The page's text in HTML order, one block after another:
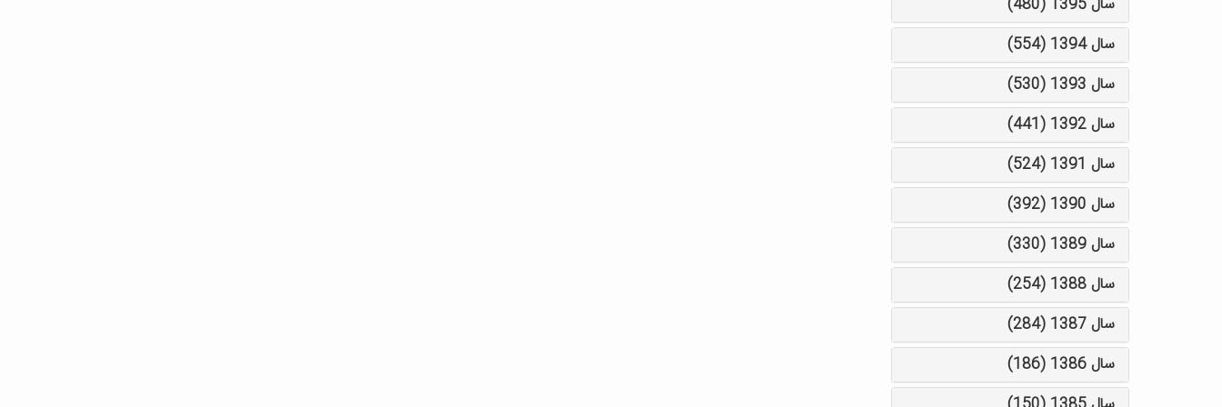
سال 1395 (480)
سال 1394 (554)
سال 1393 (530)
سال 1392 (441)
سال 1391 (524)
سال 1390 (392)
سال 1389 (330)
سال 1388 (254)
سال 1387 (284)
سال 1386 (186)